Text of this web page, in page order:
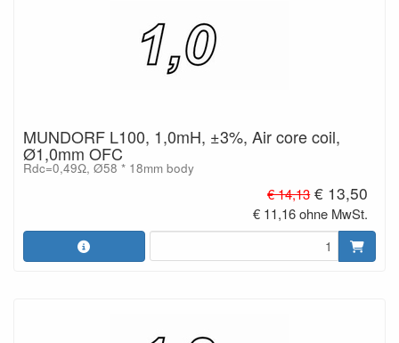
MUNDORF L100, 1,0mH, ±3%, Air core coil,
Ø1,0mm OFC
Rdc=0,49Ω, Ø58 * 18mm body
€ 14,13 € 13,50
€ 11,16 ohne MwSt.